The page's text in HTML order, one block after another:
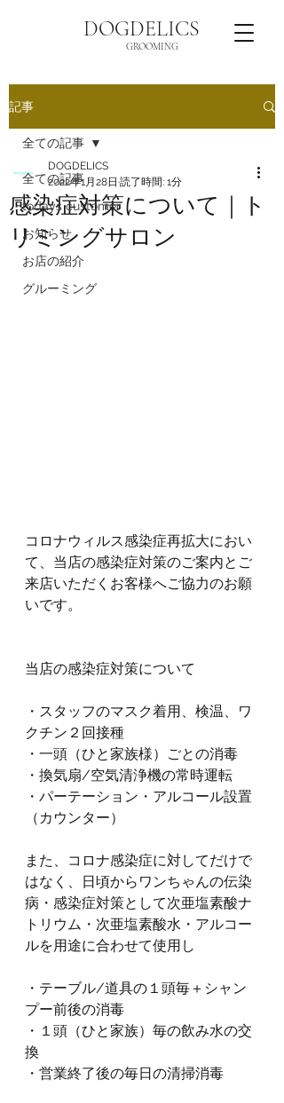
DOGDELICS
GROOMING
記事
全ての記事
todays customer
お知らせ
お店の紹介
グルーミング
全ての記事
感染症対策について｜ト
リミングサロン
DOGDELICS
2022年1月28日 読了時間: 1分
コロナウィルス感染症再拡大におい
て、当店の感染症対策のご案内とご
来店いただくお客様へご協力のお願
いです。
当店の感染症対策について
・スタッフのマスク着用、検温、ワ
クチン２回接種
・一頭（ひと家族様）ごとの消毒
・換気扇/空気清浄機の常時運転
・パーテーション・アルコール設置
（カウンター）
また、コロナ感染症に対してだけで
はなく、日頃からワンちゃんの伝染
病・感染症対策として次亜塩素酸ナ
トリウム・次亜塩素酸水・アルコー
ルを用途に合わせて使用し
・テーブル/道具の１頭毎＋シャン
プー前後の消毒
・１頭（ひと家族）毎の飲み水の交
換
・営業終了後の毎日の清掃消毒